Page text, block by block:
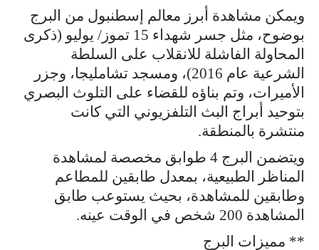
ويمكن مشاهدة أبرز معالم إسطنبول من البرج
بوضوح، مثل جسر شهداء 15 تموز/ يوليو (ذكرى
المحاولة الفاشلة للانقلاب على السلطة
الشرعية عام 2016)، ومسجد تشامليجا، وجزر
الأميرات، وتم بناؤه للقضاء على التلوث البصري
بتوحيد أبراج البث التلفزيوني التي كانت
منتشرة بالمنطقة.
ويتضمن البرج 4 طوابق مخصصة لمشاهدة
المناظر الطبيعية، بمعدل طابقين للمطاعم
وطابقين للمشاهدة، بحيث يستوعب طابق
المشاهدة 200 شخص في الوقت عينه.
** مميزات البرج